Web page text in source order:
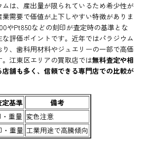
ムは、産出量が限られているため希少性が
需要で価値が上下しやすい特徴がありま
やPt850などの刻印が査定時の基準とな
な評価ポイントです。近年ではパラジウム
、歯科用材料やジュエリーの一部で高価
江東区エリアの買取店では無料査定や相
舗も多く、信頼できる専門店での比較が
定基準
備考
重量 変色注意
・重量 工業用途で高騰傾向